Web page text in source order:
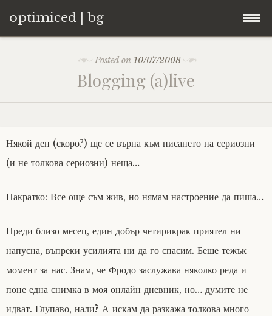
optimiced | bg
Портфолио
Posted on10/07/2008
Blogging (a)live
Някой ден (скоро?) ще се върна към писането на сериозни
(и не толкова сериозни) неща…
Накратко: Все още съм жив, но нямам настроение да пиша…
Преди близо месец, един добър четирикрак приятел ни
напусна, въпреки усилията ни да го спасим. Беше тежък
момент за нас. Знам, че Фродо заслужава няколко реда и
поне една снимка в моя онлайн дневник, но… думите не
идват. Глупаво, нали? А искам да разкажа толкова много